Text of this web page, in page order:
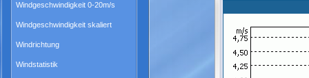
Windgeschwindigkeit 0-20m/s
Windgeschwindigkeit skaliert
Windrichtung
Windstatistik